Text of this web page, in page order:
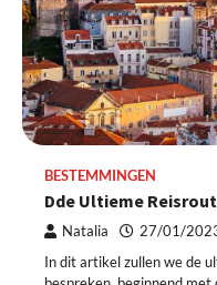
BESTEMMINGEN
Dde Ultieme
Natalia 27/01/
In dit artikel zullen we de